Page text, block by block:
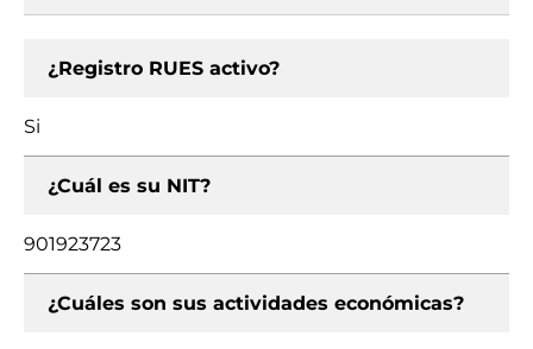
¿Registro RUES activo?
Si
¿Cuál es su NIT?
901923723
¿Cuáles son sus actividades económicas?